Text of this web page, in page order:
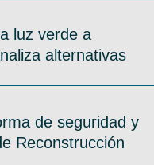
luz verde a
alternativas
de seguridad y
Reconstrucción